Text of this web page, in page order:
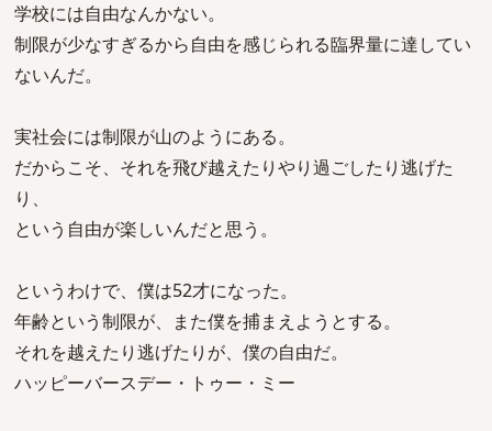
学校には自由なんかない。
制限が少なすぎるから自由を感じられる臨界量に達してい
ないんだ。
実社会には制限が山のようにある。
だからこそ、それを飛び越えたりやり過ごしたり逃げた
り、
という自由が楽しいんだと思う。
というわけで、僕は52才になった。
年齢という制限が、また僕を捕まえようとする。
それを越えたり逃げたりが、僕の自由だ。
ハッピーバースデー・トゥー・ミー